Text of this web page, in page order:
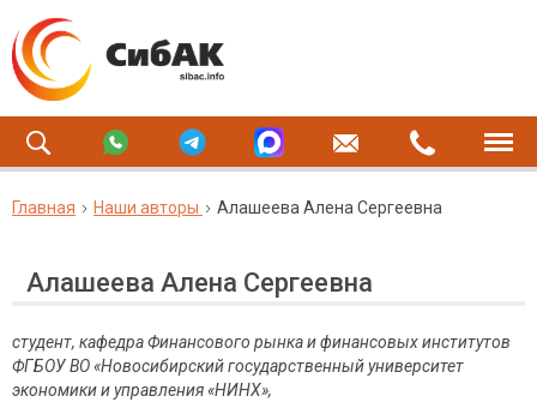
Главная Наши авторы Aлашеева Алена Сергеевна
Aлашеева Алена Сергеевна
студент, кафедра Финансового рынка и финансовых институтов
ФГБОУ ВО «Новосибирский государственный университет
экономики и управления «НИНХ»,